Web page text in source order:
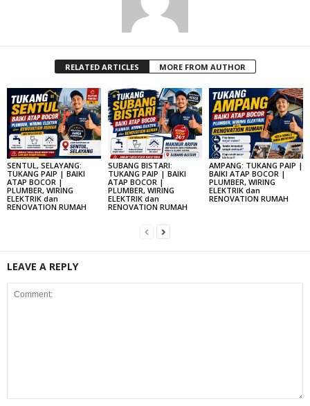
RELATED ARTICLES MORE FROM AUTHOR
SENTUL, SELAYANG:
TUKANG PAIP | BAIKI
ATAP BOCOR |
PLUMBER, WIRING
ELEKTRIK dan
RENOVATION RUMAH
SUBANG BISTARI:
TUKANG PAIP | BAIKI
ATAP BOCOR |
PLUMBER, WIRING
ELEKTRIK dan
RENOVATION RUMAH
AMPANG: TUKANG PAIP |
BAIKI ATAP BOCOR |
PLUMBER, WIRING
ELEKTRIK dan
RENOVATION RUMAH
LEAVE A REPLY